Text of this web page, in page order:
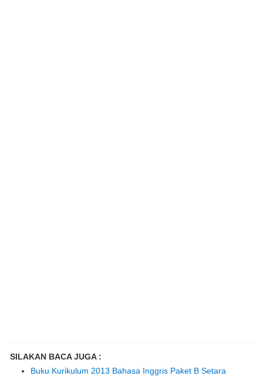
SILAKAN BACA JUGA :
Buku Kurikulum 2013 Bahasa Inggris Paket B Setara